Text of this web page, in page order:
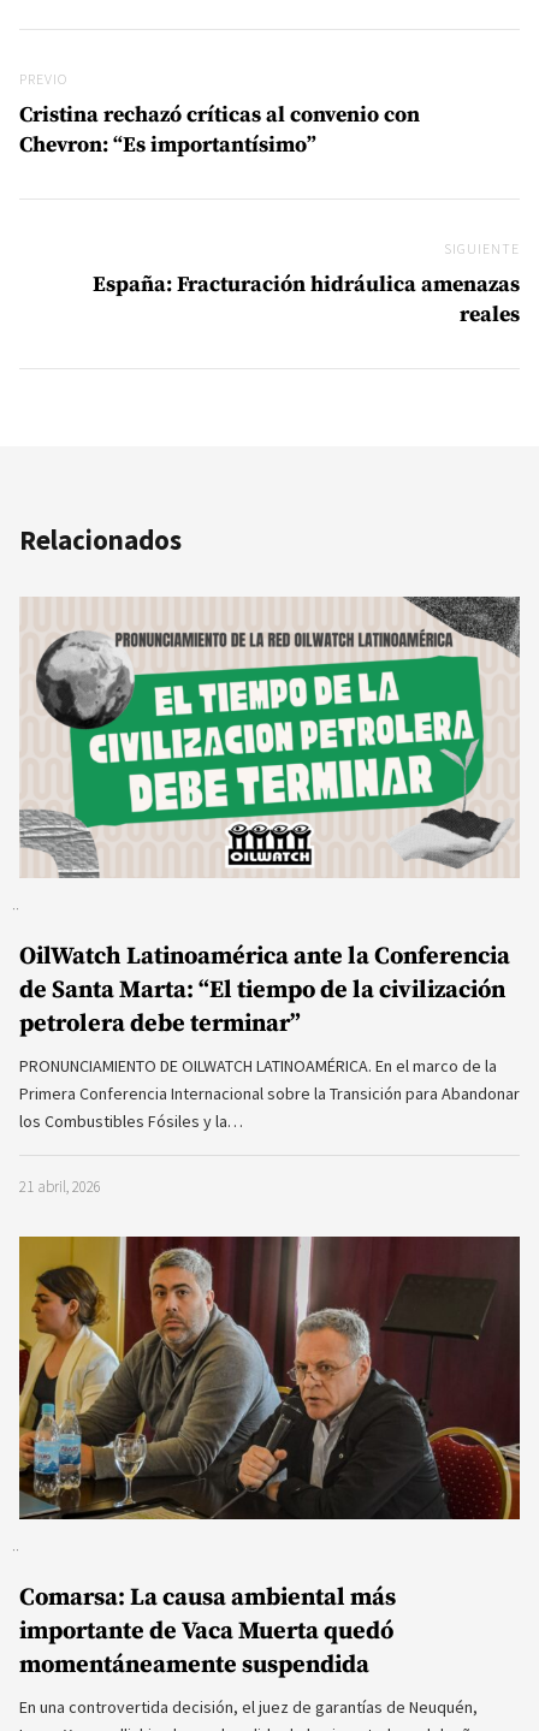
Previo
PREVIO
Cristina rechazó críticas al convenio con
Chevron: “Es importantísimo”
SIGUIENTE
España: Fracturación hidráulica amenazas
reales
Relacionados
OilWatch Latinoamérica ante la Conferencia
de Santa Marta: “El tiempo de la civilización
petrolera debe terminar”
PRONUNCIAMIENTO DE OILWATCH LATINOAMÉRICA. En el marco de la
Primera Conferencia Internacional sobre la Transición para Abandonar
los Combustibles Fósiles y la…
21 abril, 2026
Comarsa: La causa ambiental más
importante de Vaca Muerta quedó
momentáneamente suspendida
En una controvertida decisión, el juez de garantías de Neuquén,